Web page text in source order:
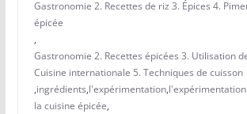
Gastronomie 2. Recettes de riz 3. Épices 4.
épicée
,
Gastronomie 2. Recettes épicées 3. Utilisation
Cuisine internationale 5. Techniques de cuisson
,ingrédients,l'expérimentation,
la cuisine épicée,